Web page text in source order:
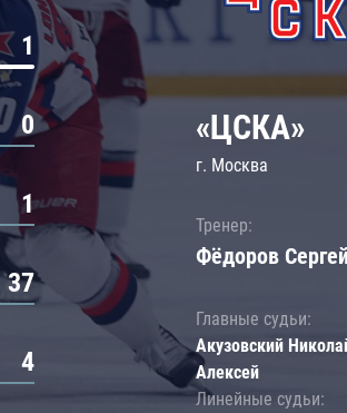
1
0
1
37
4
«ЦСКА»
г. Москва
Тренер:
Фёдоров Сергей
Главные судьи:
Акузовский
Алексей
Линейные судьи: